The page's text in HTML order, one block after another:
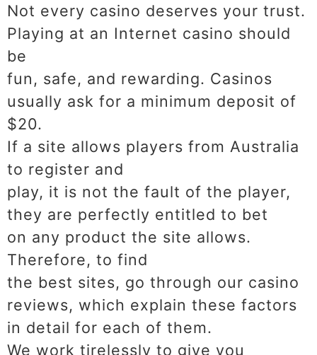
Not every casino deserves your trust.
Playing at an Internet casino should
be
fun, safe, and rewarding. Casinos
usually ask for a minimum deposit of
$20.
If a site allows players from Australia
to register and
play, it is not the fault of the player,
they are perfectly entitled to bet
on any product the site allows.
Therefore, to find
the best sites, go through our casino
reviews, which explain these factors
in detail for each of them.
We work tirelessly to give you